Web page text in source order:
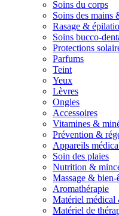
Soins du corps
Soins des mains
Rasage &
Soins bucco-
Protections
Parfums
Teint
Yeux
Lèvres
Ongles
Accessoires
Vitamines &
Prévention &
Appareils
Soin des plaies
Nutrition &
Massage & bien-
Aromathérapie
Matériel médical
Matériel de